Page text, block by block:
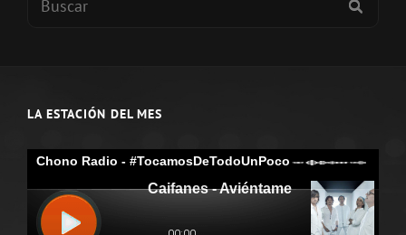
LA ESTACIÓN DEL MES